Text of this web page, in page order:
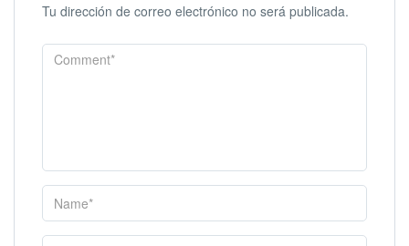
Tu dirección de correo electrónico no será publicada.